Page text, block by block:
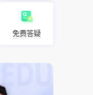
免费答疑